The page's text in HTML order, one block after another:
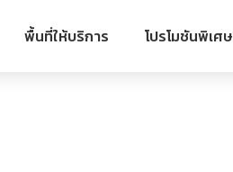
พื้นที่ให้บริการ โปรโมชันพิเศษ